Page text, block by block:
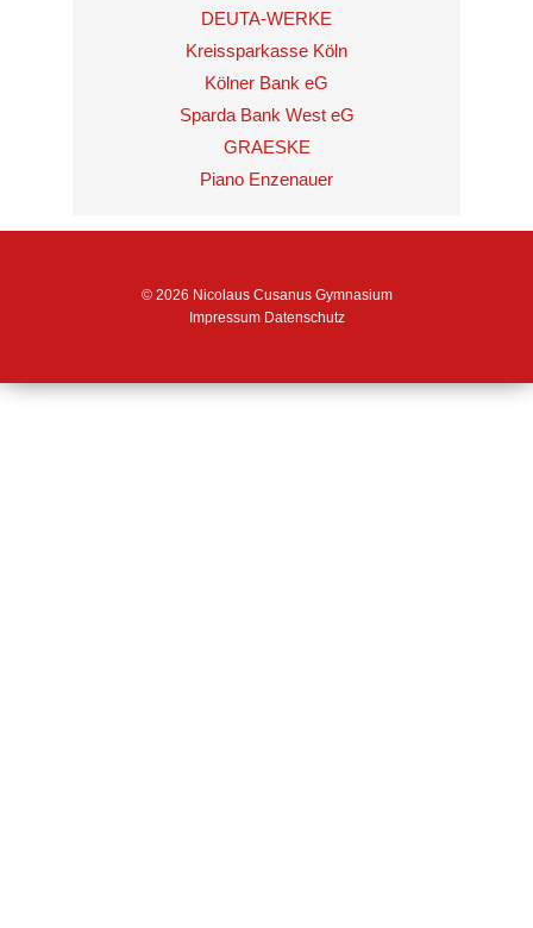
DEUTA-WERKE
Kreissparkasse Köln
Kölner Bank eG
Sparda Bank West eG
GRAESKE
Piano Enzenauer
© 2026 Nicolaus Cusanus Gymnasium
Impressum Datenschutz